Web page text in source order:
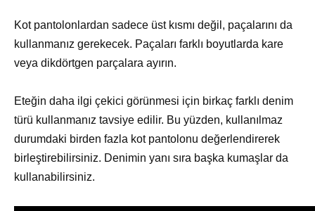
Kot pantolonlardan sadece üst kısmı değil, paçalarını da
kullanmanız gerekecek. Paçaları farklı boyutlarda kare
veya dikdörtgen parçalara ayırın.
Eteğin daha ilgi çekici görünmesi için birkaç farklı denim
türü kullanmanız tavsiye edilir. Bu yüzden, kullanılmaz
durumdaki birden fazla kot pantolonu değerlendirerek
birleştirebilirsiniz. Denimin yanı sıra başka kumaşlar da
kullanabilirsiniz.